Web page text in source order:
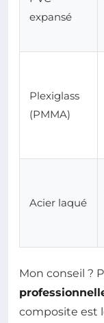
expansé
Plexiglass
(PMMA)
Acier laqué
Mon conseil ?
composite est